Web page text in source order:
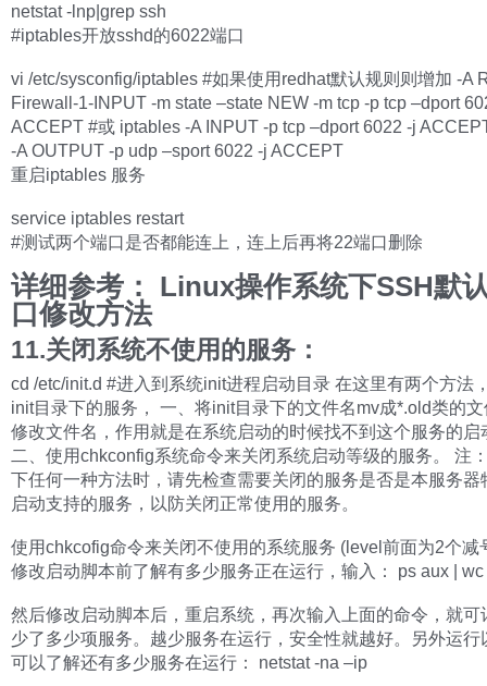
netstat -lnp|grep ssh
#iptables开放sshd的6022端口
vi /etc/sysconfig/iptables #如果使用redhat默认规则则增加 -A
Firewall-1-INPUT -m state –state NEW -m tcp -p tcp –dport
ACCEPT #或 iptables -A INPUT -p tcp –dport 6022 -j
-A OUTPUT -p udp –sport 6022 -j ACCEPT
重启iptables 服务
service iptables restart
#测试两个端口是否都能连上，连上后再将22端口删除
详细参考： Linux操作系统下SSH默
口修改方法
11.关闭系统不使用的服务：
cd /etc/init.d #进入到系统init进程启动目录 在这里有两个方法
init目录下的服务， 一、将init目录下的文件名mv成*.old类的
修改文件名，作用就是在系统启动的时候找不到这个服务的启
二、使用chkconfig系统命令来关闭系统启动等级的服务。 注
下任何一种方法时，请先检查需要关闭的服务是否是本服务器
启动支持的服务，以防关闭正常使用的服务。
使用chkcofig命令来关闭不使用的系统服务 (level前面为2个减
修改启动脚本前了解有多少服务正在运行，输入： ps aux | wc
然后修改启动脚本后，重启系统，再次输入上面的命令，就可
少了多少项服务。越少服务在运行，安全性就越好。另外运行
可以了解还有多少服务在运行： netstat -na –ip